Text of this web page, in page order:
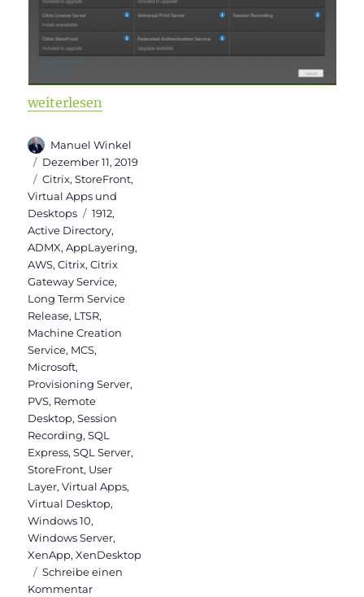
„Citrix Virtual Apps and Desktops 7 1912 LTSR ist
weiterlesen
Autor
Manuel Winkel
Veröffentlicht
am
Dezember 11, 2019
Kategorien
Citrix,StoreFront,
Virtual Apps und
Desktops
Schlagwörter
1912,
Active Directory,
ADMX,AppLayering,
AWS,Citrix,Citrix
Gateway Service,
Long Term Service
Release, LTSR,
Machine Creation
Service, MCS,
Microsoft,
Provisioning Server,
PVS, Remote
Desktop,Session
Recording,SQL
Express,SQL Server,
StoreFront, User
Layer,Virtual Apps,
Virtual Desktop,
Windows 10,
Windows Server,
XenApp,XenDesktop
Schreibe einen
Kommentarzu